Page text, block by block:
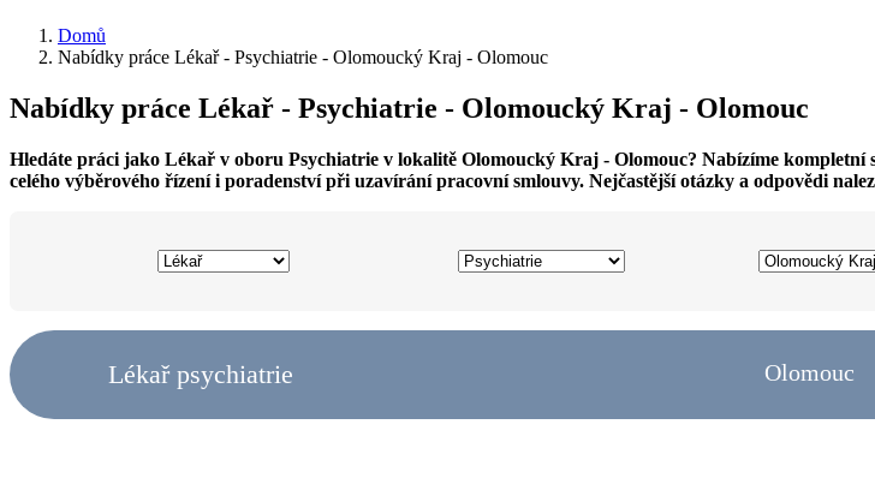
Domů
Nabídky práce Lékař - Psychiatrie - Olomoucký Kraj - Olomouc
Nabídky práce Lékař - Psychiatrie - Olomoucký Kraj - Olomouc
Hledáte práci jako Lékař v oboru Psychiatrie v lokalitě Olomoucký Kraj - Olomouc? Nabízíme
celého výběrového řízení i poradenství při uzavírání pracovní smlouvy. Nejčastější otázky a odpovědi
Lékař psychiatrie Olomouc